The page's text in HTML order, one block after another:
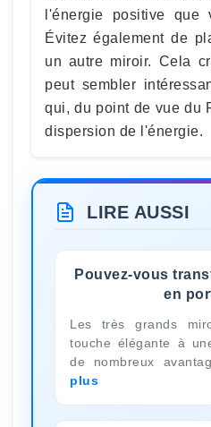
l'énergie positive que
Évitez également de
un autre miroir. Cela
peut sembler
qui, du point de vue du
dispersion de l'énergie.
LIRE AUSSI
Pouvez-vous
en
Les très grands
touche élégante à
de nombreux
plus